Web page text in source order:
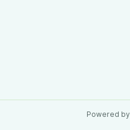
Powered by